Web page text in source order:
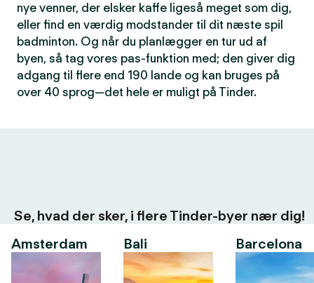
nye venner, der elsker kaffe ligeså meget som dig,
eller find en værdig modstander til dit næste spil
badminton. Og når du planlægger en tur ud af
byen, så tag vores pas-funktion med; den giver dig
adgang til flere end 190 lande og kan bruges på
over 40 sprog—det hele er muligt på Tinder.
Se, hvad der sker, i flere Tinder-byer nær dig!
Amsterdam
Bali Barcelona